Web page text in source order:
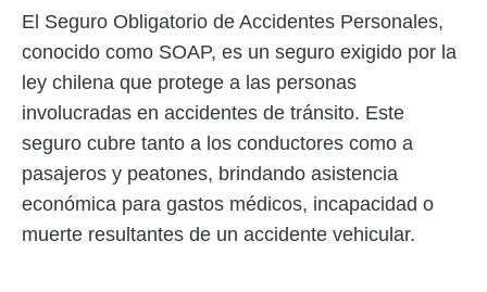
El Seguro Obligatorio de Accidentes Personales,
conocido como SOAP, es un seguro exigido por la
ley chilena que protege a las personas
involucradas en accidentes de tránsito. Este
seguro cubre tanto a los conductores como a
pasajeros y peatones, brindando asistencia
económica para gastos médicos, incapacidad o
muerte resultantes de un accidente vehicular.